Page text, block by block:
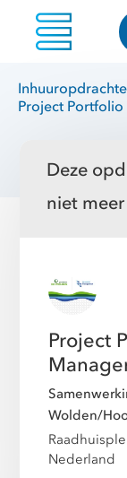
Project
Deze
niet
Project
Wolden/
Nederland